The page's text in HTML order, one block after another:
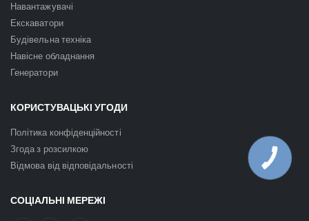
Навантажувачі
Екскаватори
Будівельна техніка
Навісне обладнання
Генератори
КОРИСТУВАЦЬКІ УГОДИ
Політика конфіденційності
Згода з розсилкою
Відмова від відповідальності
СОЦІАЛЬНІ МЕРЕЖІ
КНОПКА
ЗВ'ЯЗКУ